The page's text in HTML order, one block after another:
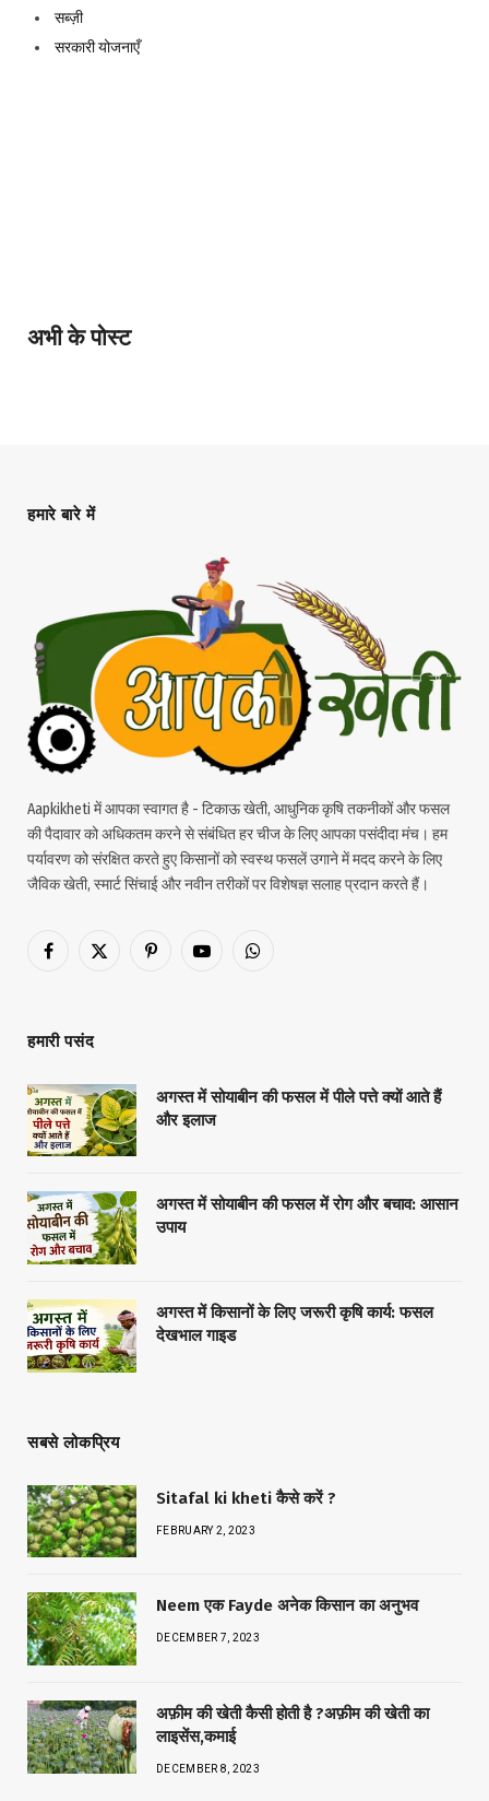
सब्ज़ी
सरकारी योजनाएँ
अभी के पोस्ट
हमारे बारे में
की पैदावार को अधिकतम करने से संबंधित हर चीज के लिए आपका पसंदीदा मंच। हम
पर्यावरण को संरक्षित करते हुए किसानों को स्वस्थ फसलें उगाने में मदद करने के लिए
जैविक खेती, स्मार्ट सिंचाई और नवीन तरीकों पर विशेषज्ञ सलाह प्रदान करते हैं।
FacebookX
(Twitter)
PinterestYouTube
और इलाज
उपाय
देखभाल गाइड